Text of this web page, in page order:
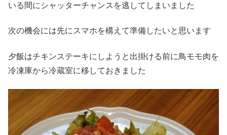
いる間にシャッターチャンスを逃してしまいました
次の機会には先にスマホを構えて準備したいと思います
夕飯はチキンステーキにしようと出掛ける前に鳥モモ肉を
冷凍庫から冷蔵室に移しておきました